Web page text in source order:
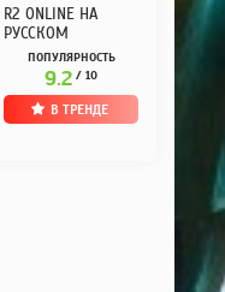
R2 ONLINE НА
РУССКОМ
ПОПУЛЯРНОСТЬ
9.2 / 10
В ТРЕНДЕ